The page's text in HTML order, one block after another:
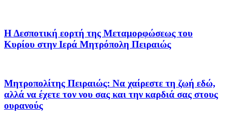
Η Δεσποτική εορτή της Μεταμορφώσεως του
Κυρίου στην Ιερά Μητρόπολη Πειραιώς
Μητροπολίτης Πειραιώς: Να χαίρεστε τη ζωή εδώ,
αλλά να έχετε τον νου σας και την καρδιά σας στους
ουρανούς